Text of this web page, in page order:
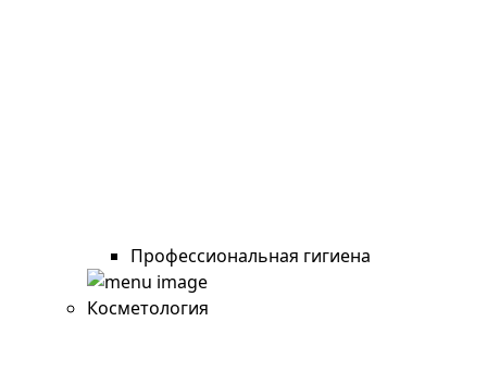
Профессиональная гигиена
Косметология